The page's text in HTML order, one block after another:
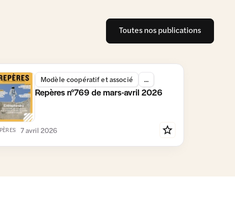
Toutes nos publications
Modèle coopératif et associé ...
Repères n°769 de mars-avril 2026
7 avril 2026